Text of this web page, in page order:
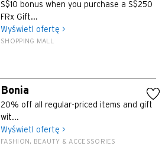
S$10 bonus when you purchase a S$250
FRx Gift...
Wyświetl ofertę >
SHOPPING MALL
Bonia
20% off all regular-priced items and gift
wit...
Wyświetl ofertę >
FASHION, BEAUTY & ACCESSORIES